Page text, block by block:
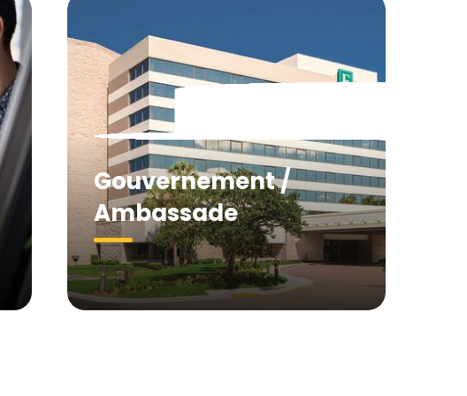
Gouvernement /
Ambassade